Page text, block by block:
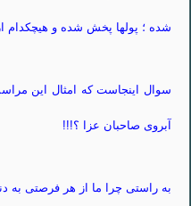
شده ؛ پولها پخش شده و هیچکدام
سوال اینجاست که امثال این
آبروی صاحبان عزا ؟!!!
به راستی چرا ما از هر فرصتی به